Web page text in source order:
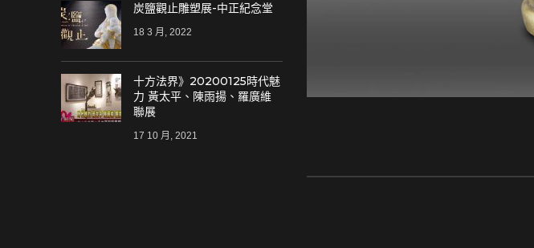
炭鹽觀止雕塑展-中正紀念堂
18 3 月, 2022
十方法界》20200125時代魅
力 黃太平、陳雨揚、羅廣維
聯展
17 10 月, 2021